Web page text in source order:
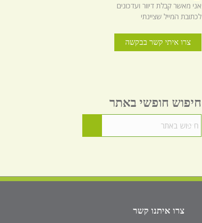
אני מאשר קבלת דיוור ועדכונים
לכתובת המייל שציינתי
חיפוש חופשי באתר
צרו איתנו קשר